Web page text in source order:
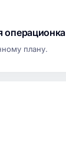
операционка
плану.